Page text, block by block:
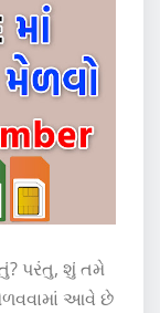
પરંતુ, શું તમે
આવે છે